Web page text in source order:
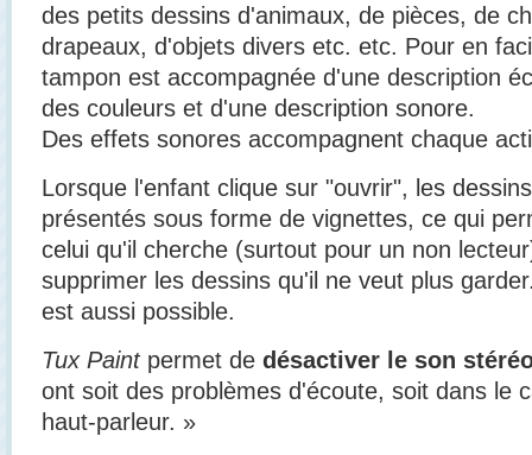
des petits dessins d'animaux, de pièces, de
drapeaux, d'objets divers etc. etc. Pour en
tampon est accompagnée d'une description
des couleurs et d'une description sonore.
Des effets sonores accompagnent chaque
Lorsque l'enfant clique sur "ouvrir", les
présentés sous forme de vignettes, ce qui
celui qu'il cherche (surtout pour un non
supprimer les dessins qu'il ne veut plus
est aussi possible.
Tux Paintpermet de désactiver le son
ont soit des problèmes d'écoute, soit dans le
haut-parleur. »